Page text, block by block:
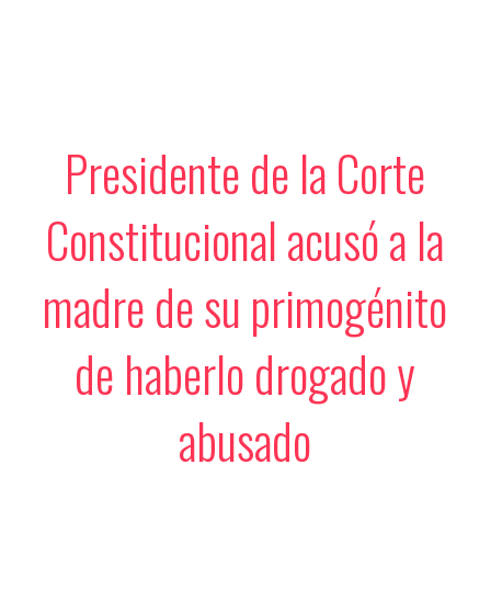
Presidente de la Corte
Constitucional acusó a la
madre de su primogénito
de haberlo drogado y
abusado